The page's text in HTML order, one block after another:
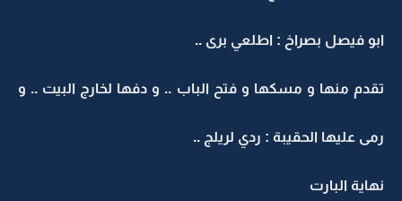
ابو فيصل بصراخ : اطلعي برى ..
تقدم منها و مسكها و فتح الباب .. و دفها لخارج البيت .. و
رمى عليها الحقيبة : ردي لريلج ..
نهاية البارت